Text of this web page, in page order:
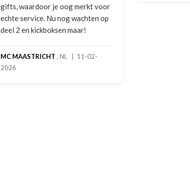
gifts, waardoor je oog merkt voor
echte service. Nu nog wachten op
deel 2 en kickboksen maar!
MC MAASTRICHT , NL | 11-02-
2026